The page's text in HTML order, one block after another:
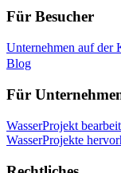
Für Besucher
Unternehmen auf der
Blog
Für
WasserProjekt
WasserProjekte